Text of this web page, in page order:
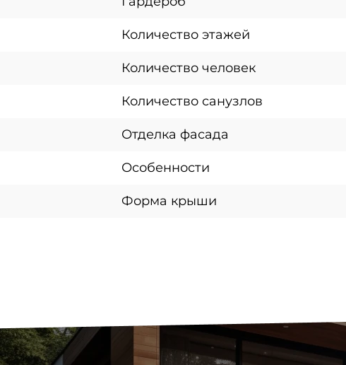
Количество этажей
Количество человек
Количество санузлов
Отделка фасада
Особенности
Форма крыши